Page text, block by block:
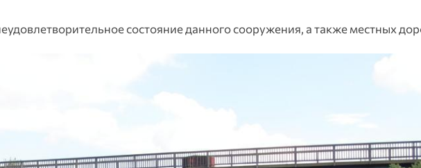
состояние данного сооружения, а также местных